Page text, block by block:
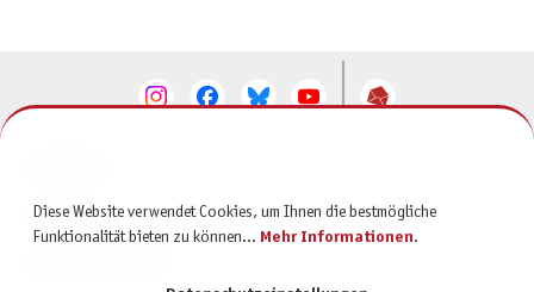
SERVICE
Diese Website verwendet Cookies, um Ihnen die bestmögliche
Funktionalität bieten zu können... Mehr Informationen.